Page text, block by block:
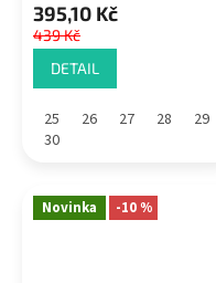
395,10 Kč
439 Kč
DETAIL
25 26 27 28
29
30
Novinka -10 %